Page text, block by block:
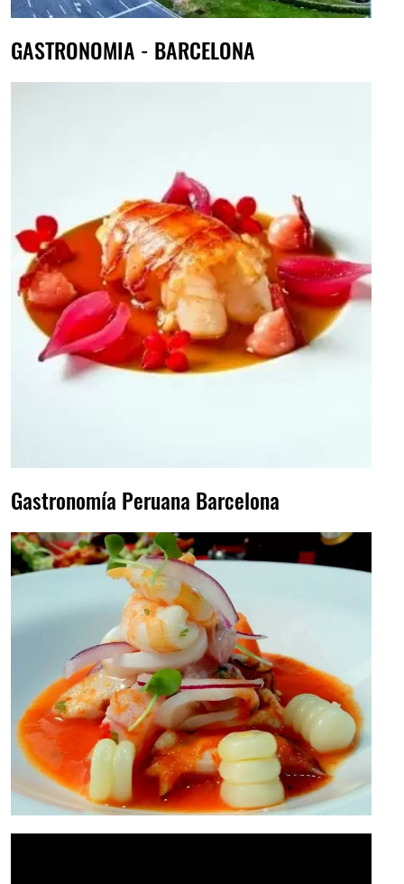
GASTRONOMIA - BARCELONA
Gastronomía Peruana Barcelona